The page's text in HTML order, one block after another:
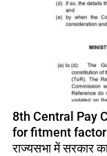
8th Central Pay
for fitment factor
राज्यसभा में सरकार